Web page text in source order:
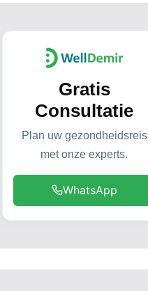
Gratis
Consultatie
Plan uw gezondheidsreis
met onze experts.
WhatsApp